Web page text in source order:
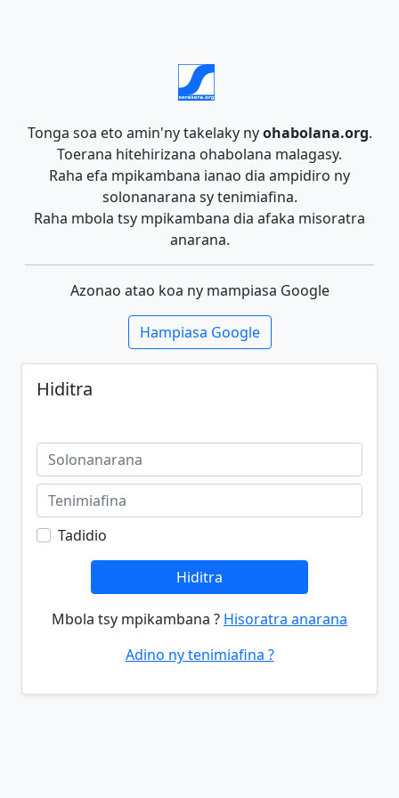
Tonga soa eto amin'ny takelaky nyohabolana.org.
Toerana hitehirizana ohabolana malagasy.
Raha efa mpikambana ianao dia ampidiro ny
solonanarana sy tenimiafina.
Raha mbola tsy mpikambana dia afaka misoratra
anarana.
Azonao atao koa ny mampiasa Google
Hampiasa Google
Hiditra
Tadidio
Hiditra
Mbola tsy mpikambana ? Hisoratra anarana
Adino ny tenimiafina ?